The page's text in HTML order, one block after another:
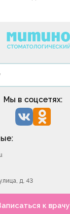
д. 43
Мы в соцсетях:
к врачу